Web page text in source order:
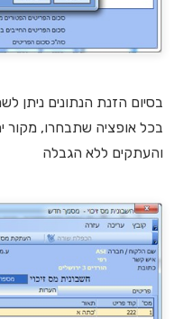
בסיום הזנת הנתונים ניתן
בכל אופציה שתבחרו, מקור
והעתקים ללא הגבלה